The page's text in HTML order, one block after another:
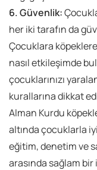
6. Güvenlik:
her iki tarafın da
Çocuklara
nasıl etkileşimde
çocuklarınızı
kurallarına dikkat
Alman Kurdu
altında çocuklarla
eğitim, denetim ve
arasında sağlam